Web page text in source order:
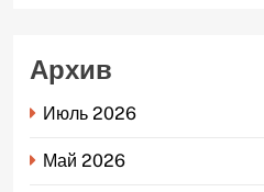
Архив
Июль 2026
Май 2026